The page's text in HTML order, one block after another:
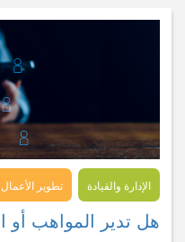
الإدارة والقيادة تطوير الأعمال
هل تدير المواهب أو